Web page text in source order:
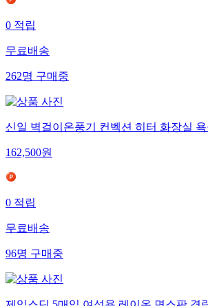
0적립
무료배송
262명구매중
신일 벽걸이온풍기 컨벡션 히터 화장실
162,500원
0적립
무료배송
96명구매중